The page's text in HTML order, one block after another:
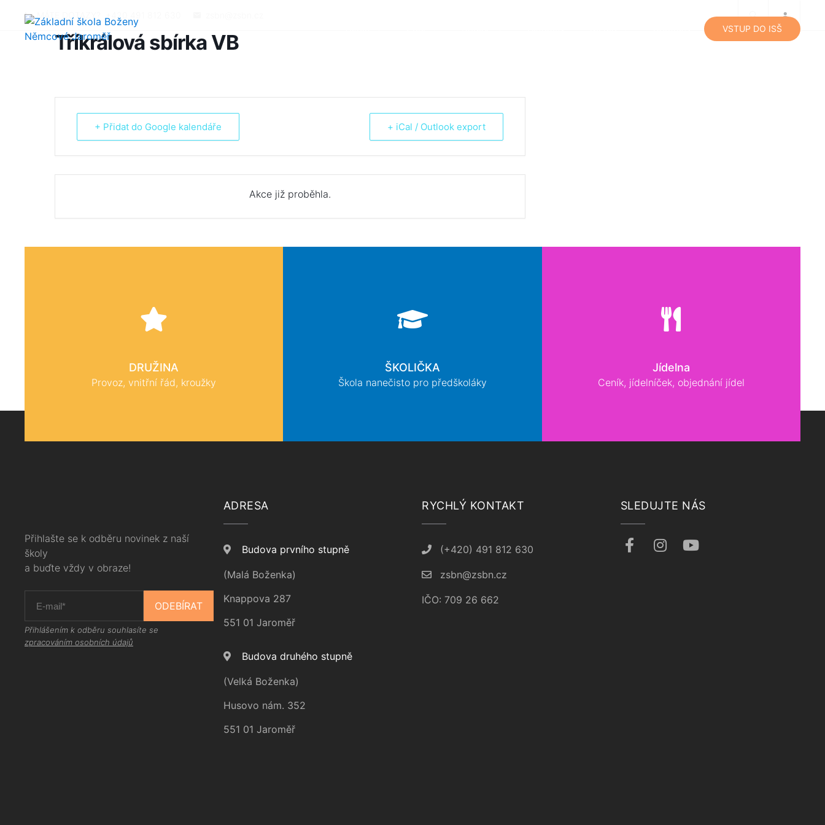
MÁTE DOTAZY? +420 491 812 630
VSTUP DO ISŠ
Tříkrálová sbírka VB
+ Přidat do Google kalendáře + iCal / Outlook export
Akce již proběhla.
DRUŽINA
Provoz, vnitřní řád, kroužky
ŠKOLIČKA
Škola nanečisto pro předškoláky
Jídelna
Ceník, jídelníček, objednání jídel
Přihlašte se k odběru novinek z naší
školy
a buďte vždy v obraze!
ODEBÍRAT
Přihlášením k odběru souhlasíte se
zpracováním osobních údajů
ADRESA
Budova prvního stupně
(Malá Boženka)
Knappova 287
551 01 Jaroměř
Budova druhého stupně
(Velká Boženka)
Husovo nám. 352
551 01 Jaroměř
RYCHLÝ KONTAKT
(+420) 491 812 630
zsbn@zsbn.cz
IČO: 709 26 662
SLEDUJTE NÁS